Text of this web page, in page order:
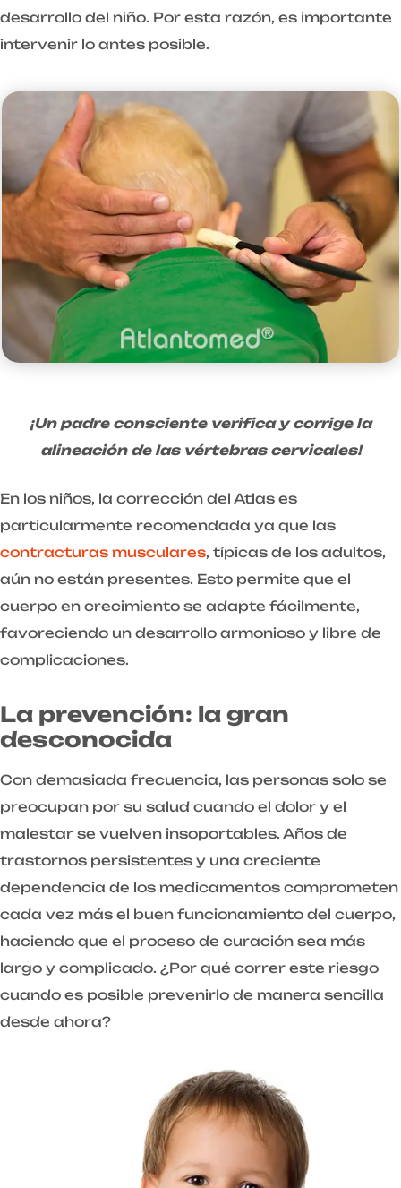
desarrollo del niño. Por esta razón, es importante
intervenir lo antes posible.
¡Un padre consciente verifica y corrige la
alineación de las vértebras cervicales!
En los niños, la corrección del Atlas es
particularmente recomendada ya que las
contracturas musculares, típicas de los adultos,
aún no están presentes. Esto permite que el
cuerpo en crecimiento se adapte fácilmente,
favoreciendo un desarrollo armonioso y libre de
complicaciones.
La prevención: la gran
desconocida
Con demasiada frecuencia, las personas solo se
preocupan por su salud cuando el dolor y el
malestar se vuelven insoportables. Años de
trastornos persistentes y una creciente
dependencia de los medicamentos comprometen
cada vez más el buen funcionamiento del cuerpo,
haciendo que el proceso de curación sea más
largo y complicado. ¿Por qué correr este riesgo
cuando es posible prevenirlo de manera sencilla
desde ahora?